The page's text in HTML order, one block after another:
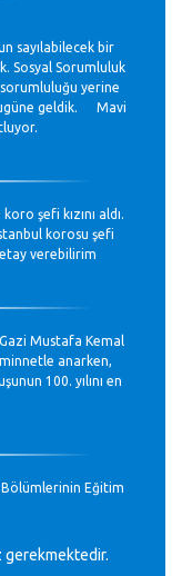
sayılabilecek bir
Sosyal Sorumluluk
yerine
geldik. Mavi
şefi kızını aldı.
korosu şefi
verebilirim
Mustafa Kemal
anarken,
100. yılını en
Eğitim
gerekmektedir.